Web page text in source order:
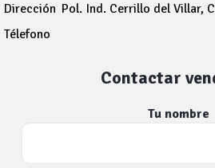
Dirección Pol. Ind. Cerrillo del Villar,
Télefono
Contactar
Tu nombre